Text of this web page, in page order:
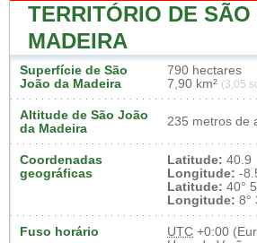
TERRITÓRIO DE
MADEIRA
Superfície de São
João da Madeira
790 hectares
7,90 km² (3,05
Altitude de São João
da Madeira
235 metros de
Coordenadas
geográficas
Latitude: 40.9
Longitude: -
Latitude: 40°
Longitude: 8°
Fuso horário UTC +0:00